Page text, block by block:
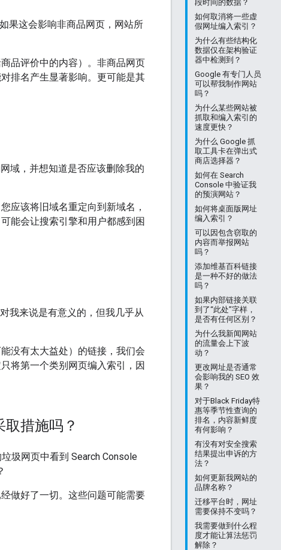
段时间的数据？
如何取消将一些虚
假网址编入索引？
为什么有些结构化
数据仅在架构验证
器中检测到？
Google 有专门人员
可以帮我制作网站
吗？
为什么某些网站被
抓取和编入索引的
速度更快？
为什么 Google 抓
取工具卡在弹出式
商店选择器？
如何在 Search
Console 中验证我
的预演网站？
如何将桌面版网址
编入索引？
可以因包含窃取的
内容而举报网站
吗？
添加维基百科链接
是一种不好的做法
吗？
如果内部链接关联
到了“此处”字样，
是否有任何区别？
为什么我新闻网站
的流量会上下波
动？
更改网址是否通常
会影响我的 SEO 效
果？
对于Black Friday特
惠等季节性查询的
排名，内容新鲜度
有何影响？
有没有对安全搜索
结果提出申诉的方
法？
如何更新我网站的
品牌名称？
迁移平台时，网址
需要保持不变吗？
我需要做到什么程
度才能让算法惩罚
解除？
果这会影响非商品网页，网站所
品评价中的内容）。非商品网页
排名产生显著影响。更可能是其
域，并想知道是否应该删除我的
应该将旧域名重定向到新域名，
能会让搜索引擎和用户都感到困
我来说是有意义的，但我几乎从
没有太大益处）的链接，我们会
将第一个类别网页编入索引，因
措施吗？
圾网页中看到 Search Console
做好了一切。这些问题可能需要